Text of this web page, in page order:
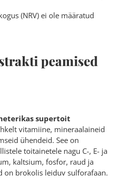
(NRV) ei ole määratud
peamised
supertoit
vitamiine, mineraalaineid
ühendeid. See on
toitainetele nagu C-, E- ja
kaltsium, fosfor, raud ja
on brokolis leiduv sulforafaan.